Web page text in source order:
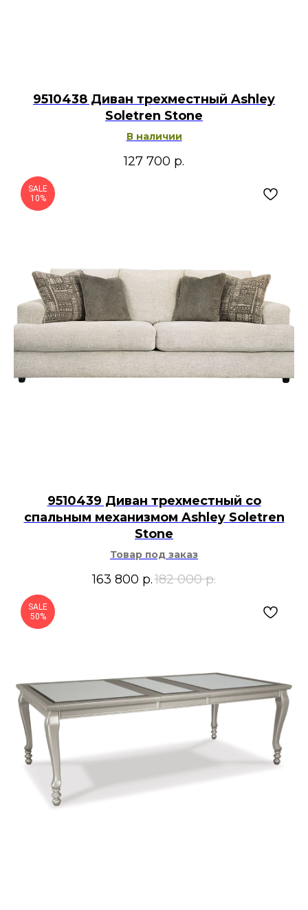
9510438 Диван трехместный Ashley
Soletren Stone
В наличии
127 700 р.
SALE
10%
9510439 Диван трехместный со
спальным механизмом Ashley Soletren
Stone
Товар под заказ
163 800 р.182 000 р.
SALE
50%